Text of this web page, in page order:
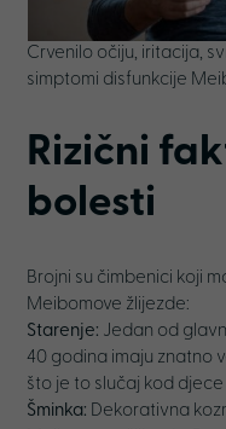
Crvenilo očiju, iritacija,
simptomi disfunkcije
Rizični
bolesti
Brojni su čimbenici koji
Meibomove žlijezde:
Starenje: Jedan od
40 godina imaju znatno
što je to slučaj kod
Šminka: Dekorativna